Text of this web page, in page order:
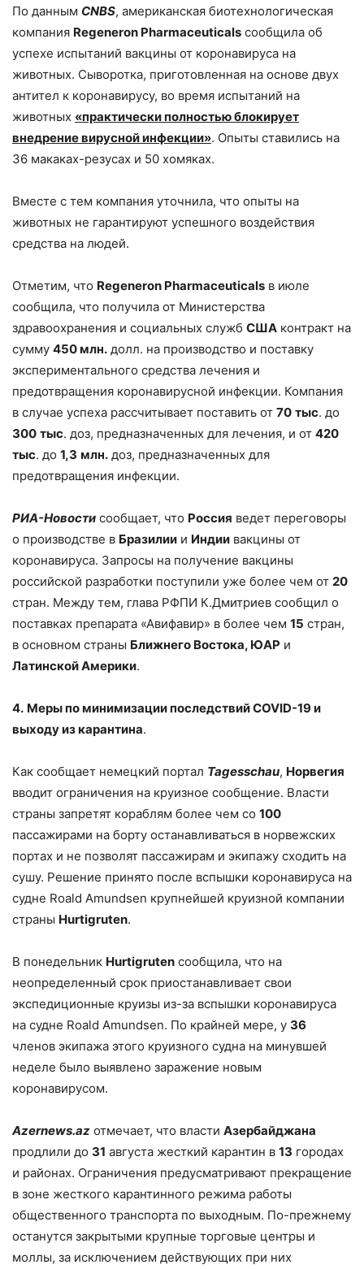
По данным CNBS, американская биотехнологическая
компания Regeneron Pharmaceuticals сообщила об
успехе испытаний вакцины от коронавируса на
животных. Сыворотка, приготовленная на основе двух
антител к коронавирусу, во время испытаний на
животных «практически полностью блокирует
внедрение вирусной инфекции». Опыты ставились на
36 макаках-резусах и 50 хомяках.
Вместе с тем компания уточнила, что опыты на
животных не гарантируют успешного воздействия
средства на людей.
Отметим, что Regeneron Pharmaceuticals в июле
сообщила, что получила от Министерства
здравоохранения и социальных служб США контракт на
сумму 450 млн. долл. на производство и поставку
экспериментального средства лечения и
предотвращения коронавирусной инфекции. Компания
в случае успеха рассчитывает поставить от 70 тыс. до
300 тыс. доз, предназначенных для лечения, и от 420
тыс. до 1,3 млн. доз, предназначенных для
предотвращения инфекции.
РИА-Новости сообщает, что Россия ведет переговоры
о производстве в Бразилии и Индии вакцины от
коронавируса. Запросы на получение вакцины
российской разработки поступили уже более чем от 20
стран. Между тем, глава РФПИ К.Дмитриев сообщил о
поставках препарата «Авифавир» в более чем 15 стран,
в основном страны Ближнего Востока, ЮАР и
Латинской Америки.
4. Меры по минимизации последствий COVID-19 и
выходу из карантина.
Как сообщает немецкий портал Tagesschau, Норвегия
вводит ограничения на круизное сообщение. Власти
страны запретят кораблям более чем со 100
пассажирами на борту останавливаться в норвежских
портах и не позволят пассажирам и экипажу сходить на
сушу. Решение принято после вспышки коронавируса на
судне Roald Amundsen крупнейшей круизной компании
страны Hurtigruten.
В понедельник Hurtigruten сообщила, что на
неопределенный срок приостанавливает свои
экспедиционные круизы из-за вспышки коронавируса
на судне Roald Amundsen. По крайней мере, у 36
членов экипажа этого круизного судна на минувшей
неделе было выявлено заражение новым
коронавирусом.
Azernews.az отмечает, что власти Азербайджана
продлили до 31 августа жесткий карантин в 13 городах
и районах. Ограничения предусматривают прекращение
в зоне жесткого карантинного режима работы
общественного транспорта по выходным. По-прежнему
останутся закрытыми крупные торговые центры и
моллы, за исключением действующих при них